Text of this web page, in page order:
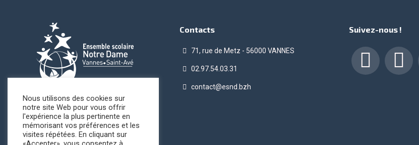
Contacts
71, rue de Metz - 56000 VANNES
02.97.54.03.31
contact@esnd.bzh
Suivez-nous !
Facebook
Nous utilisons des cookies sur
notre site Web pour vous offrir
l'expérience la plus pertinente en
mémorisant vos préférences et les
visites répétées. En cliquant sur